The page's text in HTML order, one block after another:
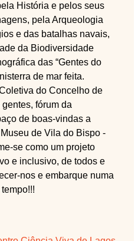
História e pelos seus
pela Arqueologia
e das batalhas navais,
da Biodiversidade
das “Gentes do
de mar feita.
do Concelho de
fórum da
de boas-vindas a
de Vila do Bispo -
se como um projeto
e inclusivo, de todos e
nos e embarque numa